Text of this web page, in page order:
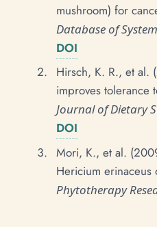
mushroom) for
Database of
DOI
Hirsch, K. R., et al.
improves tolerance
Journal of Dietary
DOI
Mori, K., et al.
Hericium
Phytotherapy